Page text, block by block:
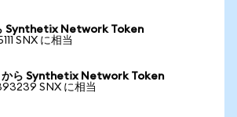
Synthetix Network Token
SNX に相当
から Synthetix Network Token
SNX に相当